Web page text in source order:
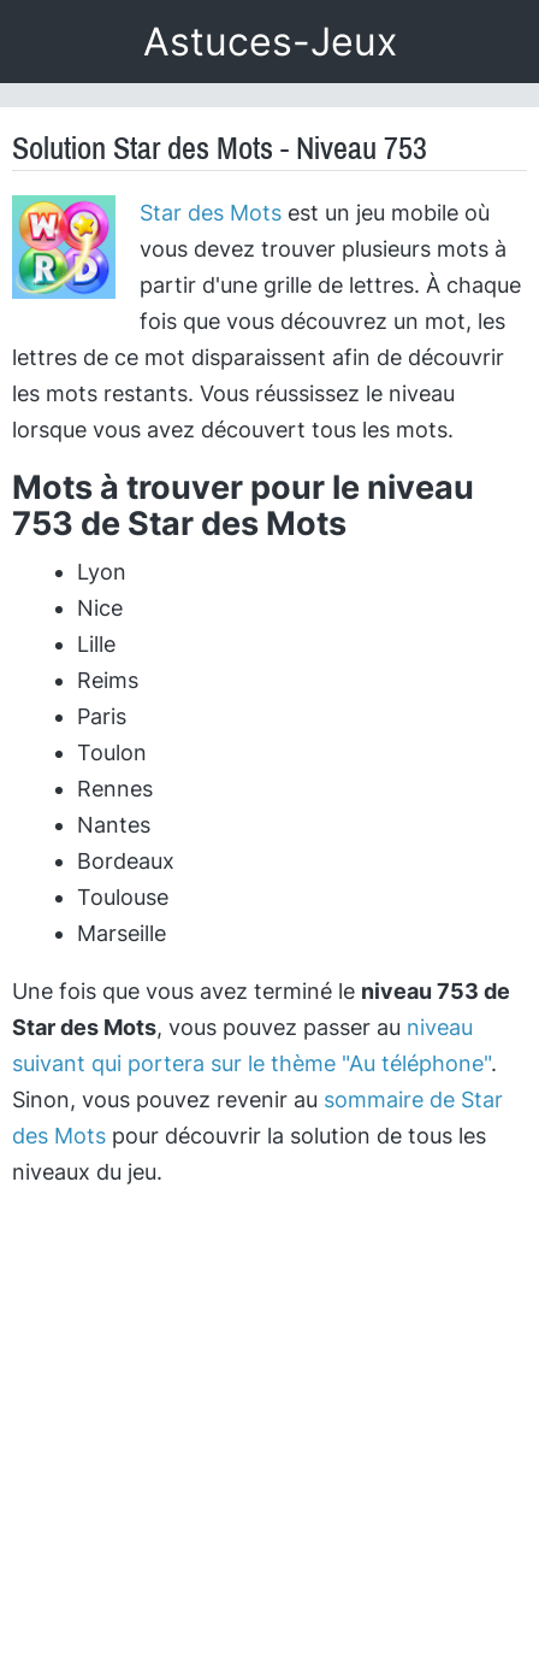
Astuces-Jeux
Solution Star des Mots - Niveau 753
Star des Motsest un jeu mobile où
vous devez trouver plusieurs mots à
partir d'une grille de lettres. À chaque
fois que vous découvrez un mot, les
lettres de ce mot disparaissent afin de découvrir
les mots restants. Vous réussissez le niveau
lorsque vous avez découvert tous les mots.
Mots à trouver pour le niveau
753 de Star des Mots
Lyon
Nice
Lille
Reims
Paris
Toulon
Rennes
Nantes
Bordeaux
Toulouse
Marseille
Une fois que vous avez terminé le niveau 753 de
Star des Mots, vous pouvez passer au niveau
suivant qui portera sur le thème "Au téléphone".
Sinon, vous pouvez revenir au sommaire de Star
des Mots pour découvrir la solution de tous les
niveaux du jeu.